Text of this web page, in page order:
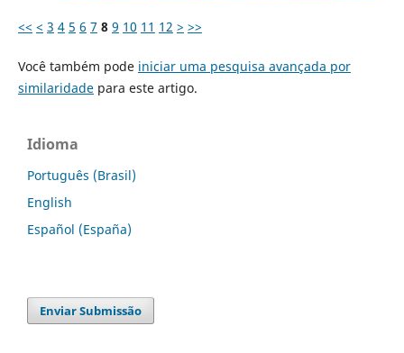
<< < 3 4 5 6 7 8 9 10 11 12 > >>
Você também pode iniciar uma pesquisa avançada por
similaridadepara este artigo.
Idioma
Português (Brasil)
English
Español (España)
Enviar Submissão